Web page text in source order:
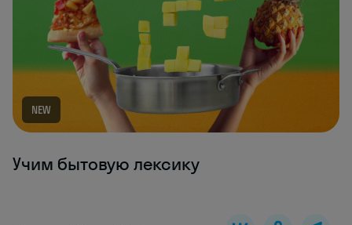
NEW
Учим бытовую лексику